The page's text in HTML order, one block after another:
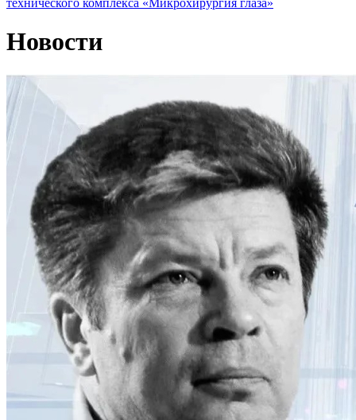
технического комплекса «Микрохирургия глаза»
Новости